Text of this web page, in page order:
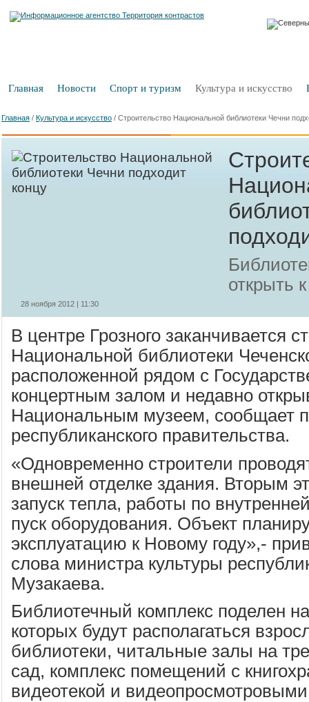
Главная Новости Спорт и туризм Культура и искусство
Главная / Культура и искусство / Строительство Национальной библиотеки Чечни
открыть
28 ноября 2012 | 11:30
В центре Грозного заканчивается
Национальной библиотеки
расположенной рядом с
концертным залом и недавно
Национальным музеем, сообщает
республиканского правительства.
«Одновременно строители
внешней отделке здания. Вторым
запуск тепла, работы по
пуск оборудования. Объект
эксплуатацию к Новому году»,-
слова министра культуры
Музакаева.
Библиотечный комплекс поделен
которых будут располагаться
библиотеки, читальные залы на
сад, комплекс помещений с
видеотекой и